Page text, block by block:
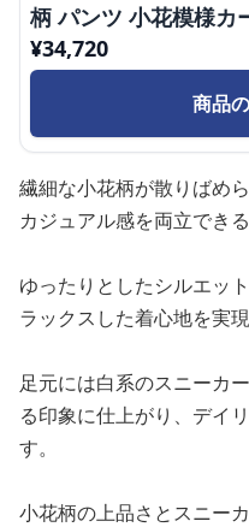
柄 パンツ 小花模様カ
¥34,720
商品
繊細な小花柄が散りばめ
カジュアル感を両立でき
ゆったりとしたシルエッ
ラックスした着心地を実現
足元には白系のスニーカ
る印象に仕上がり、デイ
す。
小花柄の上品さとスニー